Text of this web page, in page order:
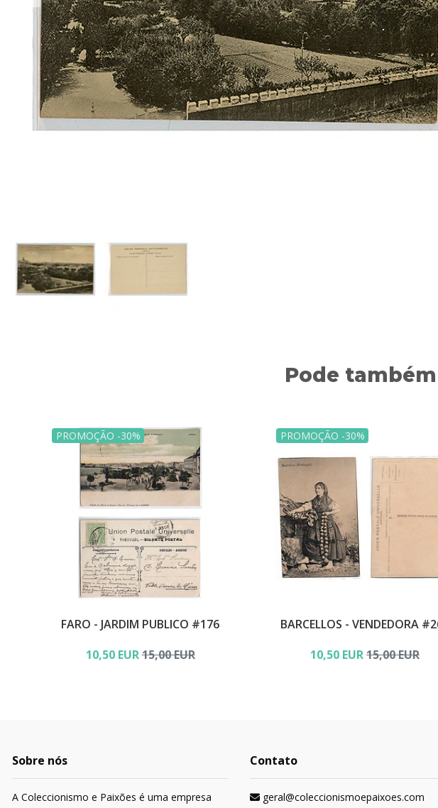
Pode
PROMOÇÃO -30%
FARO - JARDIM PUBLICO #176
10,50 EUR15,00 EUR
PROMOÇÃO -30%
BARCELLOS - VENDEDORA
10,50 EUR15,00 EUR
Sobre nós
A Coleccionismo e Paixões é uma empresa
Contato
geral@coleccionismoepaixoes.com